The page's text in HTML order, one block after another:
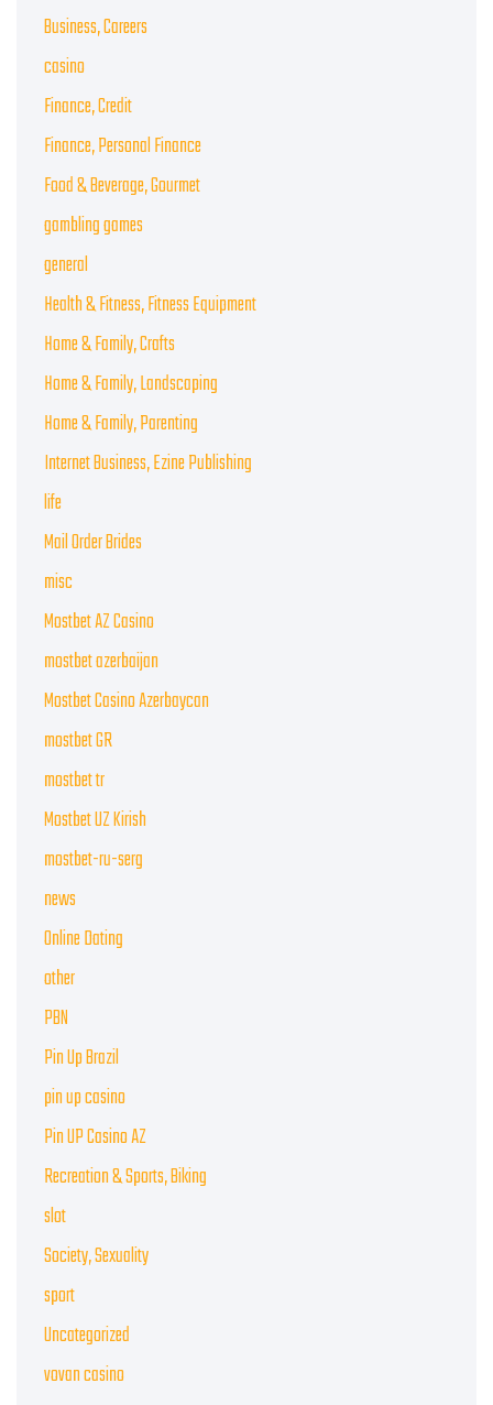
Business, Careers
casino
Finance, Credit
Finance, Personal Finance
Food & Beverage, Gourmet
gambling games
general
Health & Fitness, Fitness Equipment
Home & Family, Crafts
Home & Family, Landscaping
Home & Family, Parenting
Internet Business, Ezine Publishing
life
Mail Order Brides
misc
Mostbet AZ Casino
mostbet azerbaijan
Mostbet Casino Azerbaycan
mostbet GR
mostbet tr
Mostbet UZ Kirish
mostbet-ru-serg
news
Online Dating
other
PBN
Pin Up Brazil
pin up casino
Pin UP Casino AZ
Recreation & Sports, Biking
slot
Society, Sexuality
sport
Uncategorized
vovan casino